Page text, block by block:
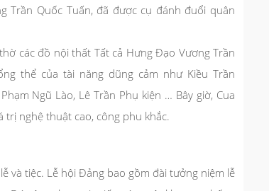
Trần Quốc Tuấn, đã được cụ đánh đuổi quân
các đồ nội thất Tất cả Hưng Đạo Vương Trần
thể của tài năng dũng cảm như Kiều Trần
Ngũ Lào, Lê Trần Phụ kiện … Bây giờ, Cua
nghệ thuật cao, công phu khắc.
và tiệc. Lễ hội Đảng bao gồm đài tưởng niệm lễ